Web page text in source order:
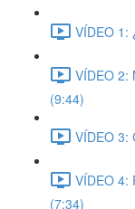
VÍDEO 1:
VÍDEO 2:
(9:44)
VÍDEO 3:
VÍDEO 4:
(7:34)